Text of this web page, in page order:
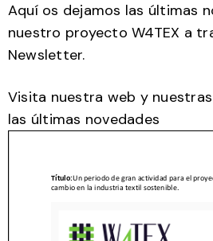
Aquí os dejamos las últimas
nuestro proyecto W4TEX a
Newsletter.
Visita nuestra web y
las últimas novedades